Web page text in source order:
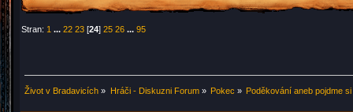
Stran: 1 ...22 23 [24]25 26 ...95
Život v Bradavicích » Hráči - Diskuzni Forum» Pokec » Poděkování aneb pojdme